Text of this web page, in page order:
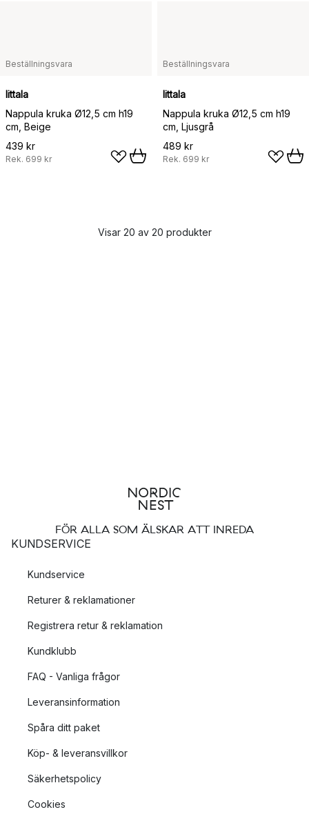
Beställningsvara
Iittala
Nappula kruka Ø12,5 cm h19
cm, Beige
439 kr
Rek. 699 kr
Beställningsvara
Iittala
Nappula kruka Ø12,5 cm h19
cm, Ljusgrå
489 kr
Rek. 699 kr
Visar 20 av 20 produkter
FÖR ALLA SOM ÄLSKAR ATT INREDA
KUNDSERVICE
Kundservice
Returer & reklamationer
Registrera retur & reklamation
Kundklubb
FAQ - Vanliga frågor
Leveransinformation
Spåra ditt paket
Köp- & leveransvillkor
Säkerhetspolicy
Cookies